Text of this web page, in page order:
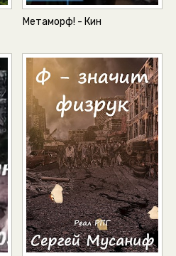
Метаморф! - Кин